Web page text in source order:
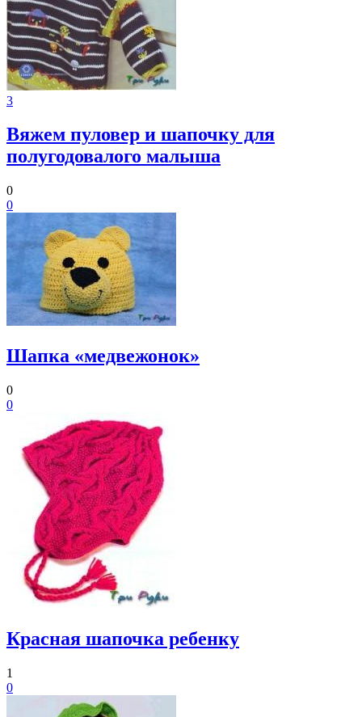
3
Вяжем пуловер и шапочку для
полугодовалого малыша
0
0
Шапка «медвежонок»
0
0
Красная шапочка ребенку
1
0